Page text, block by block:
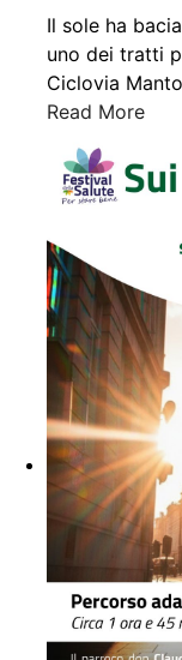
Il sole ha
uno dei tratti
Ciclovia
Read More